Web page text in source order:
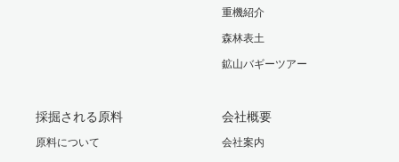
重機紹介
森林表土
鉱山バギーツアー
採掘される原料
原料について
会社概要
会社案内